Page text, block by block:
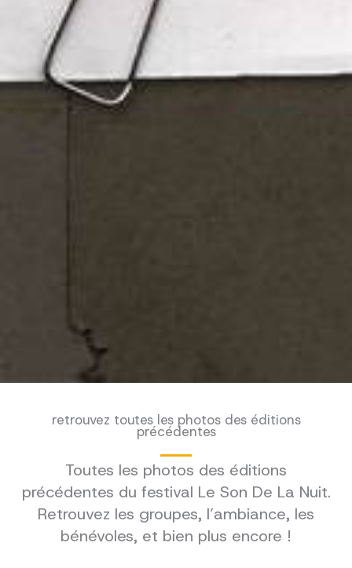
retrouvez toutes les photos des éditions
précédentes
Toutes les photos des éditions
précédentes du festival Le Son De La Nuit.
Retrouvez les groupes, l’ambiance, les
bénévoles, et bien plus encore !